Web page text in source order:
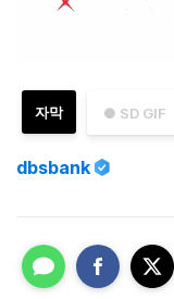
● SD GIF
자막
dbsbank